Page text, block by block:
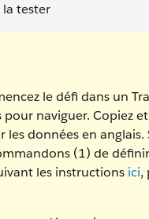
tester
le défi dans un
naviguer. Copiez
données en anglais.
(1) de
les instructions ici,